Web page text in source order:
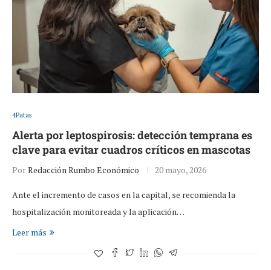
4Patas
Alerta por leptospirosis: detección temprana es
clave para evitar cuadros críticos en mascotas
PorRedacción Rumbo Económico 20 mayo, 2026
Ante el incremento de casos en la capital, se recomienda la
hospitalización monitoreada y la aplicación…
Leer más